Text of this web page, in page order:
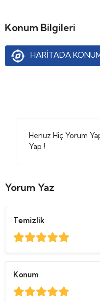
Konum Bilgileri
HARİTADA
Henüz Hiç Yorum
Yap !
Yorum Yaz
Temizlik
Konum